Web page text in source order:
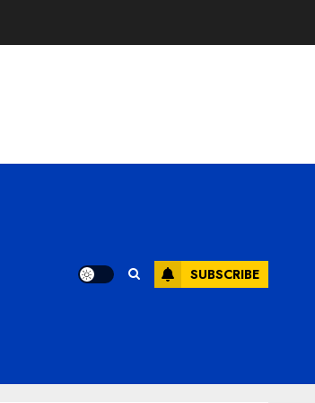
SUBSCRIBE